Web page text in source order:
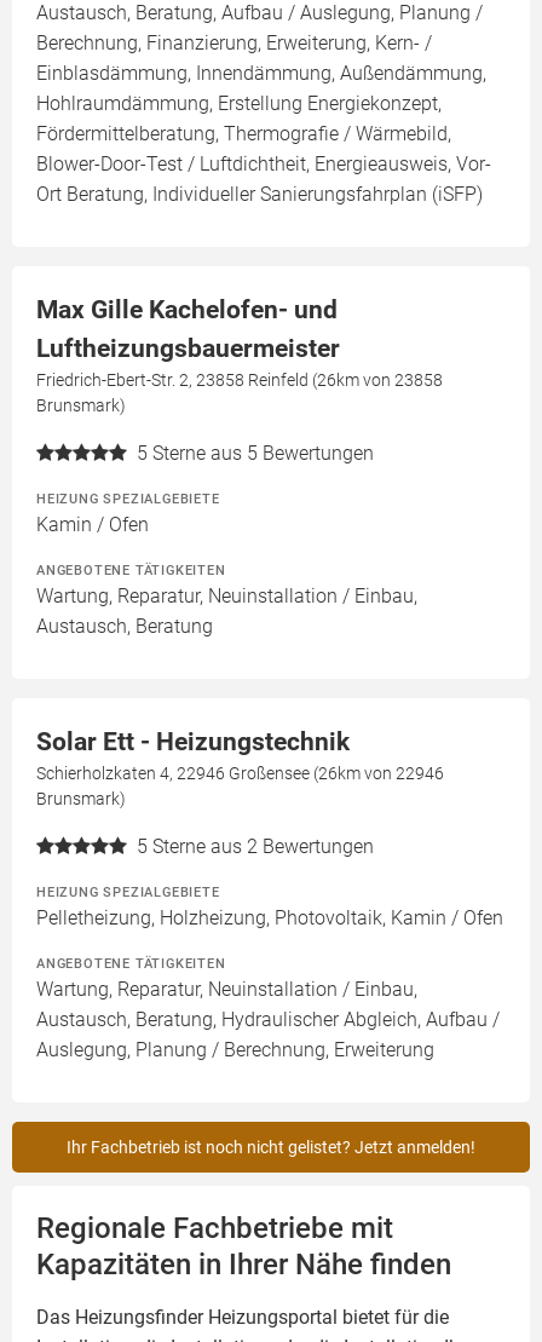
Austausch, Beratung, Aufbau / Auslegung, Planung /
Berechnung, Finanzierung, Erweiterung, Kern- /
Einblasdämmung, Innendämmung, Außendämmung,
Hohlraumdämmung, Erstellung Energiekonzept,
Fördermittelberatung, Thermografie / Wärmebild,
Blower-Door-Test / Luftdichtheit, Energieausweis, Vor-
Ort Beratung, Individueller Sanierungsfahrplan (iSFP)
Max Gille Kachelofen- und
Luftheizungsbauermeister
Friedrich-Ebert-Str. 2, 23858 Reinfeld (26km von 23858
Brunsmark)
5 Sterne aus 5 Bewertungen
HEIZUNG SPEZIALGEBIETE
Kamin / Ofen
ANGEBOTENE TÄTIGKEITEN
Wartung, Reparatur, Neuinstallation / Einbau,
Austausch, Beratung
Solar Ett - Heizungstechnik
Schierholzkaten 4, 22946 Großensee (26km von 22946
Brunsmark)
5 Sterne aus 2 Bewertungen
HEIZUNG SPEZIALGEBIETE
Pelletheizung, Holzheizung, Photovoltaik, Kamin / Ofen
ANGEBOTENE TÄTIGKEITEN
Wartung, Reparatur, Neuinstallation / Einbau,
Austausch, Beratung, Hydraulischer Abgleich, Aufbau /
Auslegung, Planung / Berechnung, Erweiterung
Ihr Fachbetrieb ist noch nicht gelistet? Jetzt anmelden!
Regionale Fachbetriebe mit
Kapazitäten in Ihrer Nähe finden
Das Heizungsfinder Heizungsportal bietet für die